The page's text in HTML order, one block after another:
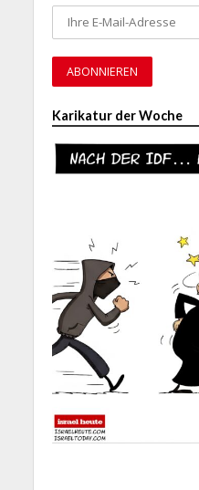
Karikatur der Woche